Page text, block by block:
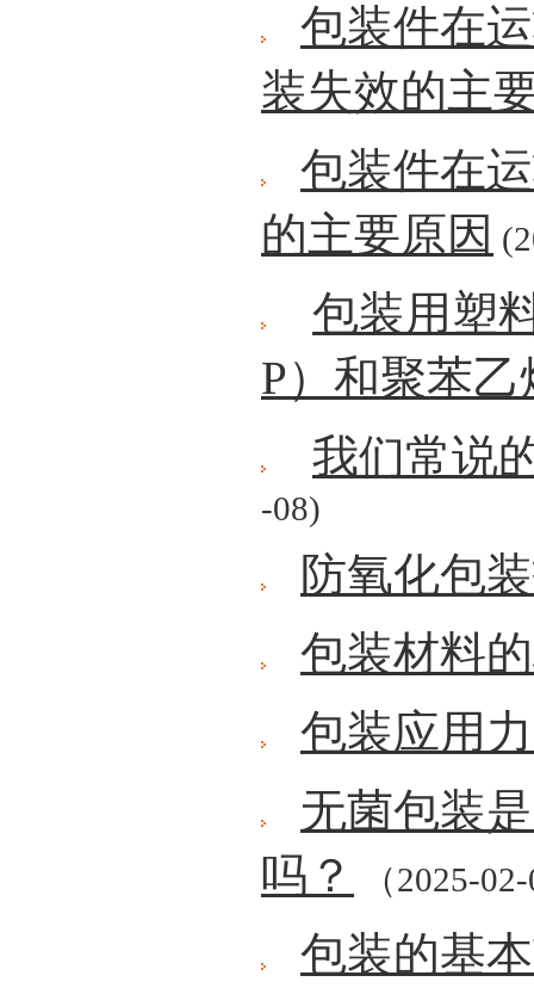
包装件在
装失效的主
包装件在
的主要原因
包装用塑
P）和聚苯乙
我们常说
-08)
防氧化包
包装材料
包装应用
无菌包装
吗？
（2025-
包装的基